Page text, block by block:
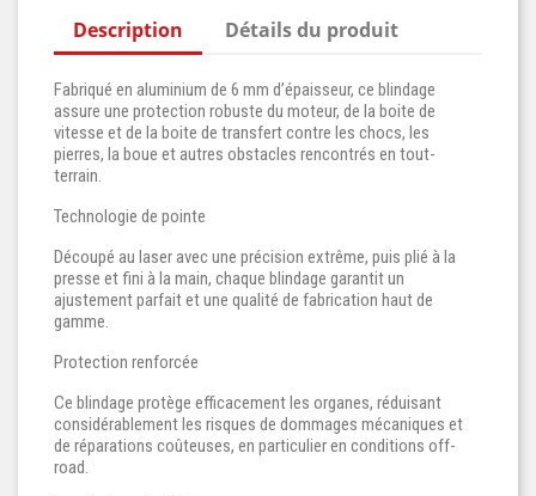
Description Détails du produit
Fabriqué en aluminium de 6 mm d’épaisseur, ce blindage
assure une protection robuste du moteur, de la boite de
vitesse et de la boite de transfert contre les chocs, les
pierres, la boue et autres obstacles rencontrés en tout-
terrain.
Technologie de pointe
Découpé au laser avec une précision extrême, puis plié à la
presse et fini à la main, chaque blindage garantit un
ajustement parfait et une qualité de fabrication haut de
gamme.
Protection renforcée
Ce blindage protège efficacement les organes, réduisant
considérablement les risques de dommages mécaniques et
de réparations coûteuses, en particulier en conditions off-
road.